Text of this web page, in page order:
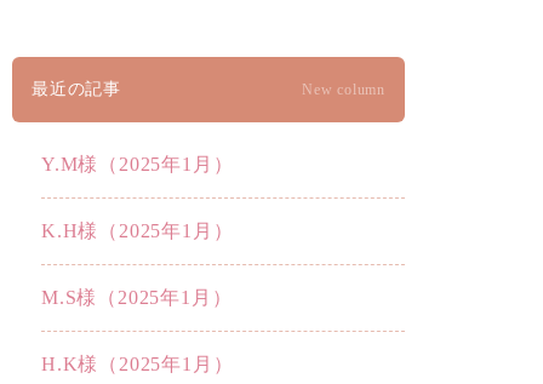
最近の記事 New column
Y.M様（2025年1月）
K.H様（2025年1月）
M.S様（2025年1月）
H.K様（2025年1月）